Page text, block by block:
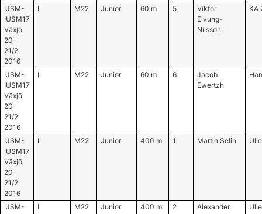
IJSM-
IUSM17
Växjö
20-
21/2
2016
I M22 Junior 60 m 5
Viktor
Elvung-
Nilsson
KA
IJSM-
IUSM17
Växjö
20-
21/2
2016
I M22 Junior 60 m 6
Jacob
Ewertzh
IJSM-
IUSM17
Växjö
20-
21/2
2016
I M22 Junior 400 m 1 Martin Selin
IJSM-
I M22 Junior 400 m 2
Alexander